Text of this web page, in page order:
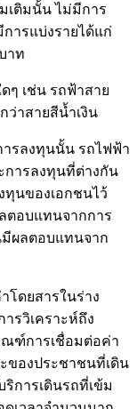
เติมนั้น ไม่มีการ
ารแบ่งรายได้แก่
าท
ๆ เช่น รถฟ้าสาย
ว่าสายสีน้ำเงิน
รลงทุนนั้น รถไฟฟ้า
การลงทุนที่ต่างกัน
นของเอกชนไว้
ตอบแทนจากการ
ผลตอบแทนจาก
โดยสารในร่าง
รวิเคราะห์ถึง
ฑ์การเชื่อมต่อค่า
ของประชาชนที่เดิน
การเดินรถที่เข้ม